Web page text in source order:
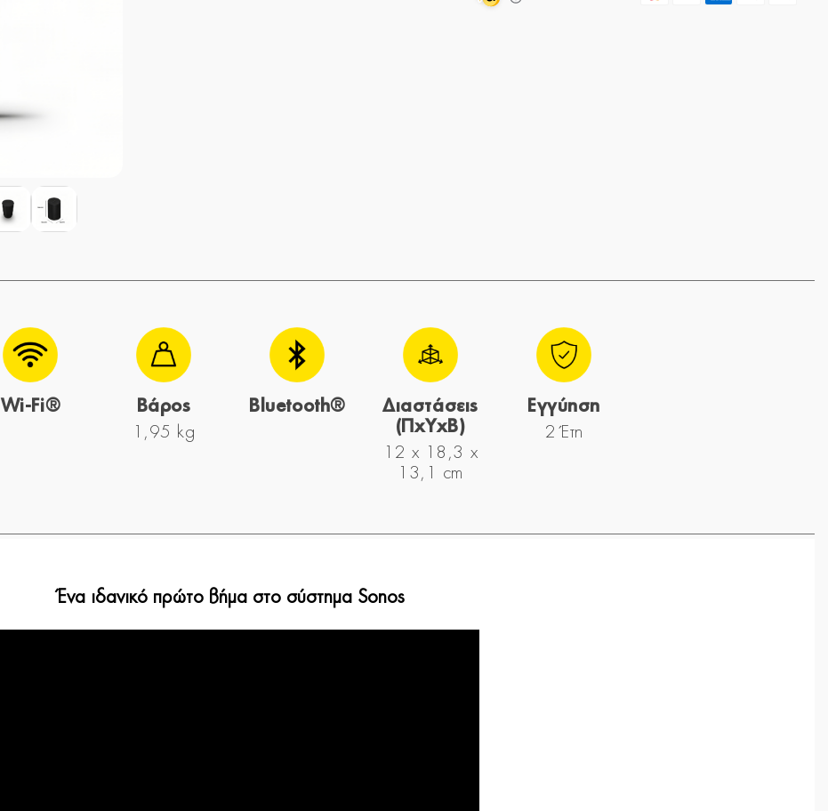
Wi-Fi®
Βάρος
1,95 kg
Bluetooth®
Διαστάσεις
(ΠxYxΒ)
12 x 18,3 x
13,1 cm
Εγγύηση
2 Έτη
Ένα ιδανικό πρώτο βήμα στο σύστημα Sonos